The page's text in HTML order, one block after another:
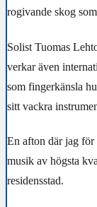
rogivande skog
Solist Tuomas
verkar även
som fingerkänsla
sitt vackra
En afton där jag för
musik av högsta
residensstad.